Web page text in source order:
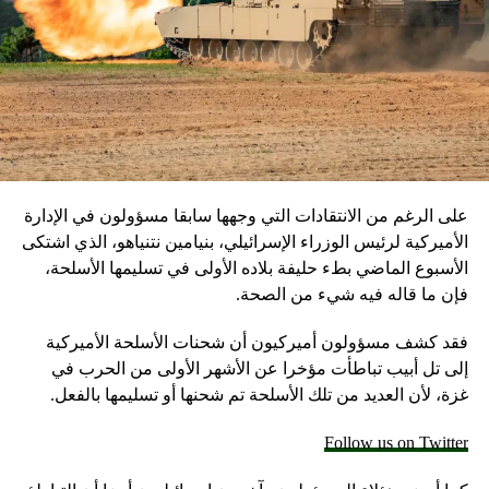
على الرغم من الانتقادات التي وجهها سابقا مسؤولون في الإدارة
الأميركية لرئيس الوزراء الإسرائيلي، بنيامين نتنياهو، الذي اشتكى
الأسبوع الماضي بطء حليفة بلاده الأولى في تسليمها الأسلحة،
فإن ما قاله فيه شيء من الصحة.
فقد كشف مسؤولون أميركيون أن شحنات الأسلحة الأميركية
إلى تل أبيب تباطأت مؤخرا عن الأشهر الأولى من الحرب في
غزة، لأن العديد من تلك الأسلحة تم شحنها أو تسليمها بالفعل.
Follow us on Twitter